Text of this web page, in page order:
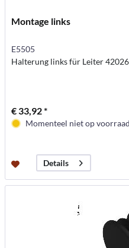
Montage links
E5505
Halterung links für Leiter 42026
€ 33,92 *
Momenteel niet op
Details